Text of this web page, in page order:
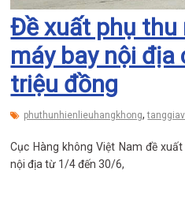
Đề xuất phụ thu
máy bay nội địa
triệu đồng
phuthunhienlieuhangkhong,
Cục Hàng không Việt Nam đề
nội địa từ 1/4 đến 30/6,